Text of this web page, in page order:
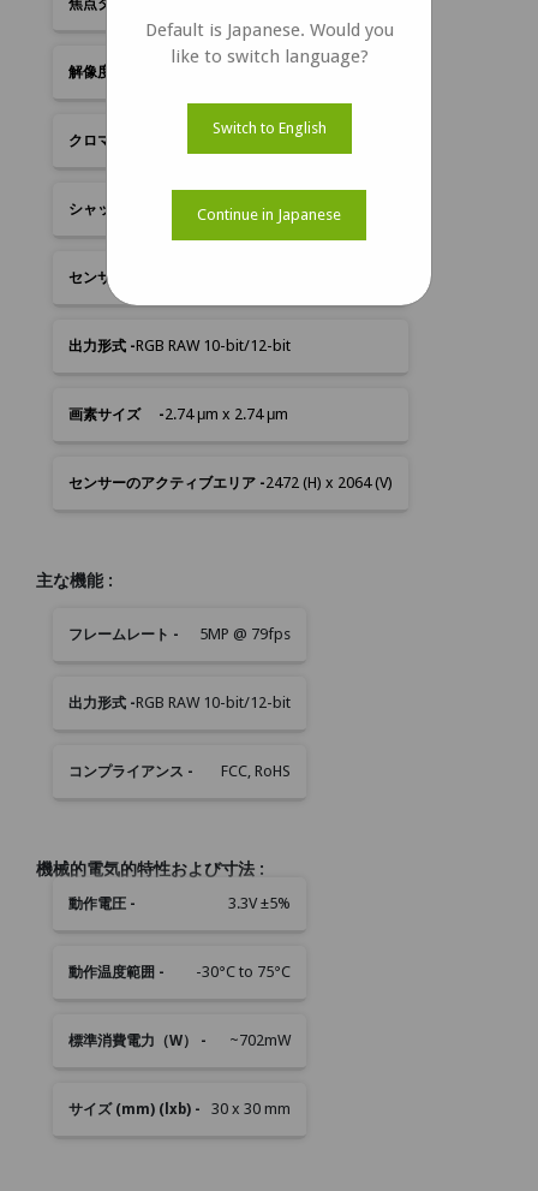
ー
機
グローバルシャッター
RGB RAW 10-bit/12-bit
2.74 μm x 2.74 μm
2472 (H) x 2064 (V)
主な機能 :
主
能
5MP @ 79fps
RGB RAW 10-bit/12-bit
FCC, RoHS
機械的電気的特性および寸法 :
機
電
的
3.3V ±5%
-30°C to 75°C
~702mW
30 x 30 mm
Default is Japanese. Would you
like to switch language?
Switch to English
Continue in Japanese